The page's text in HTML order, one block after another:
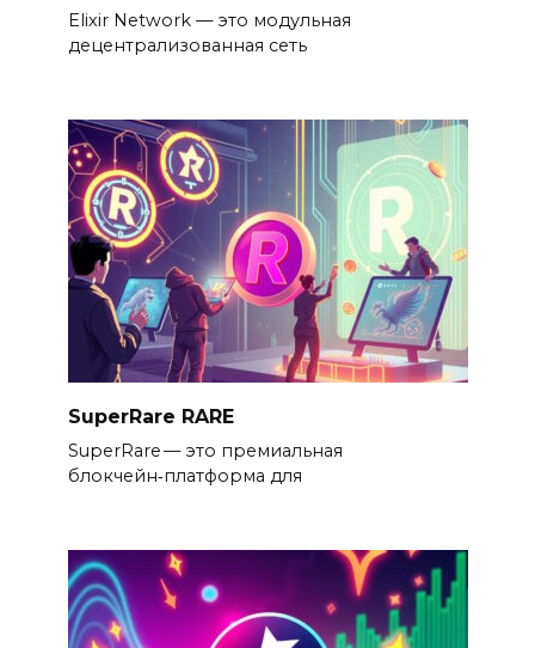
Elixir Network — это модульная
децентрализованная сеть
SuperRare RARE
SuperRare — это премиальная
блокчейн‑платформа для